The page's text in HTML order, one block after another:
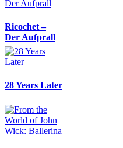
Ricochet –
Der Aufprall
28 Years Later